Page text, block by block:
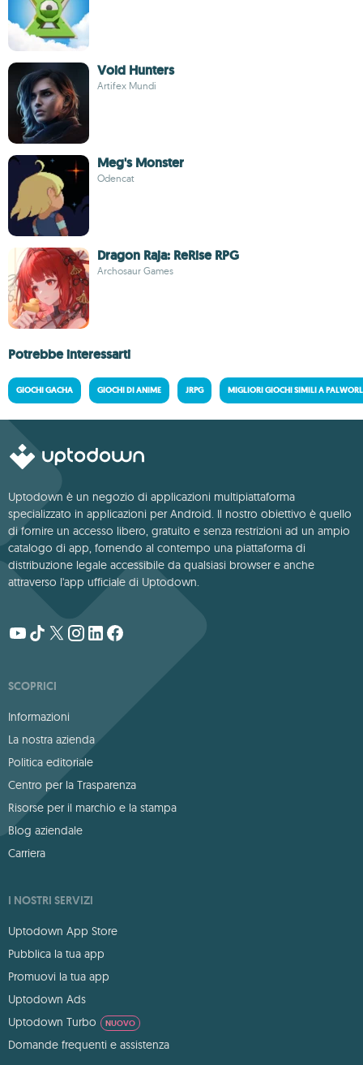
Void Hunters
Artifex Mundi
Meg's Monster
Odencat
Dragon Raja: ReRise RPG
Archosaur Games
Potrebbe interessarti
GIOCHI GACHA GIOCHI DI ANIME JRPG MIGLIORI GIOCHI SIMILI A
Uptodown è un negozio di applicazioni multipiattaforma
specializzato in applicazioni per Android. Il nostro obiettivo è quello
di fornire un accesso libero, gratuito e senza restrizioni ad un ampio
catalogo di app, fornendo al contempo una piattaforma di
distribuzione legale accessibile da qualsiasi browser e anche
attraverso l'app ufficiale di Uptodown.
SCOPRICI
Informazioni
La nostra azienda
Politica editoriale
Centro per la Trasparenza
Risorse per il marchio e la stampa
Blog aziendale
Carriera
I NOSTRI SERVIZI
Uptodown App Store
Pubblica la tua app
Promuovi la tua app
Uptodown Ads
Uptodown Turbo
NUOVO
Domande frequenti e assistenza